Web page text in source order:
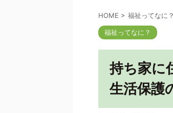
HOME > 福祉ってなに？
福祉ってなに？
持ち家に
生活保護